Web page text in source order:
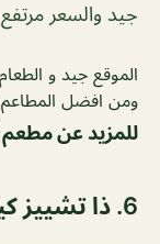
جيد والسعر مرتفع
الموقع جيد و
ومن افضل
للمزيد عن مطعم
6. ذا تشييز كيك فاكتوري